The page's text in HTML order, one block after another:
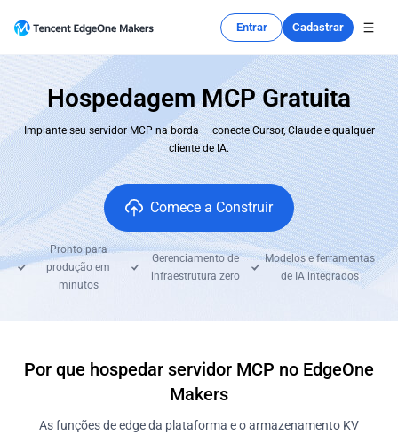
Entrar Cadastrar
Hospedagem MCP Gratuita
Implante seu servidor MCP na borda — conecte Cursor, Claude e qualquer
cliente de IA.
Comece a Construir
Pronto para
produção em
minutos
Gerenciamento de
infraestrutura zero
Modelos e ferramentas
de IA integrados
Por que hospedar servidor MCP no EdgeOne
Makers
As funções de edge da plataforma e o armazenamento KV